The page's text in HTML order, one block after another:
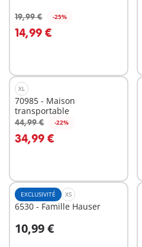
19,99 € -25%
14,99 €
Au panier
XL
70985 - Maison
transportable
44,99 € -22%
34,99 €
Au panier
EXCLUSIVITÉ XS
6530 - Famille Hauser
10,99 €
Au panier